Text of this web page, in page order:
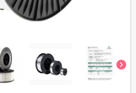
chevron_right